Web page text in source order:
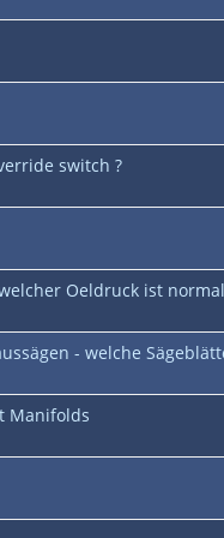
switch ?
Oeldruck ist
- welche
Manifolds